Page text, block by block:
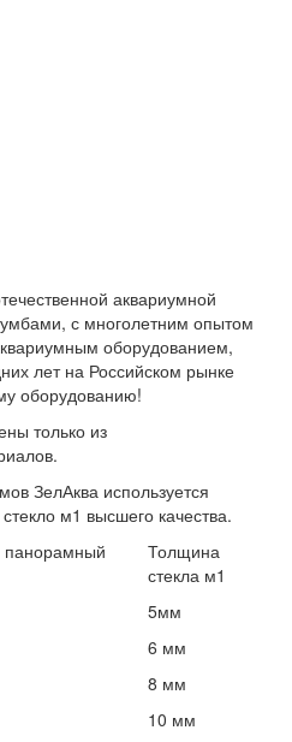
аквариумной
с многолетним опытом
оборудованием,
лет на Российском рынке
оборудованию!
только из
ЗелАква используется
м1 высшего качества.
панорамный
Толщина
стекла м1
5мм
6 мм
8 мм
10 мм